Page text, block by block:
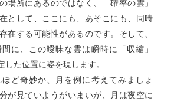
場所にあるのではなく、「確率の雲」
として、ここにも、あそこにも、同時
在する可能性があるのです。そして、
に、この曖昧な雲は瞬時に「収縮」
した位置に姿を現します。
ど奇妙か、月を例に考えてみましょ
が見ていようがいまいが、月は夜空に